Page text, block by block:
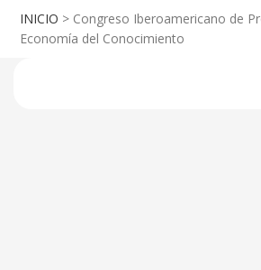
INICIO > Congreso Iberoamericano de
Economía del Conocimiento